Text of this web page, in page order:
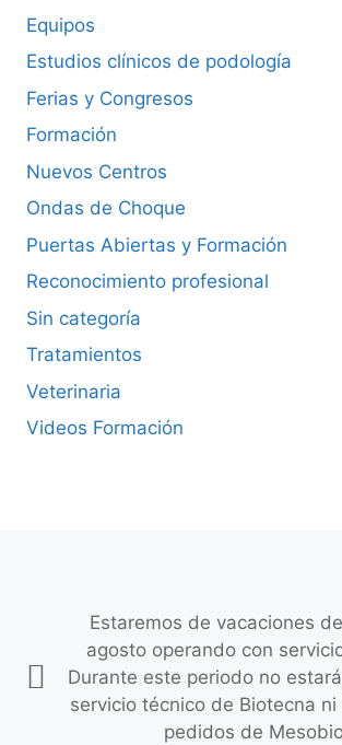
Equipos
Estudios clínicos de podología
Ferias y Congresos
Formación
Nuevos Centros
Ondas de Choque
Puertas Abiertas y Formación
Reconocimiento profesional
Sin categoría
Tratamientos
Veterinaria
Videos Formación
Estaremos de vacaciones
agosto operando con
Durante este periodo no
servicio técnico de Biotecna
pedidos de